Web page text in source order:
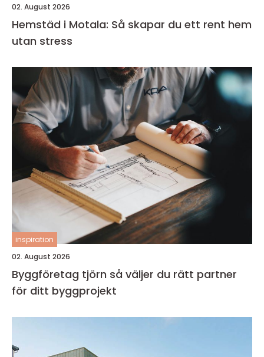
02. August 2026
Hemstäd i Motala: Så skapar du ett rent hem
utan stress
inspiration
02. August 2026
Byggföretag tjörn så väljer du rätt partner
för ditt byggprojekt